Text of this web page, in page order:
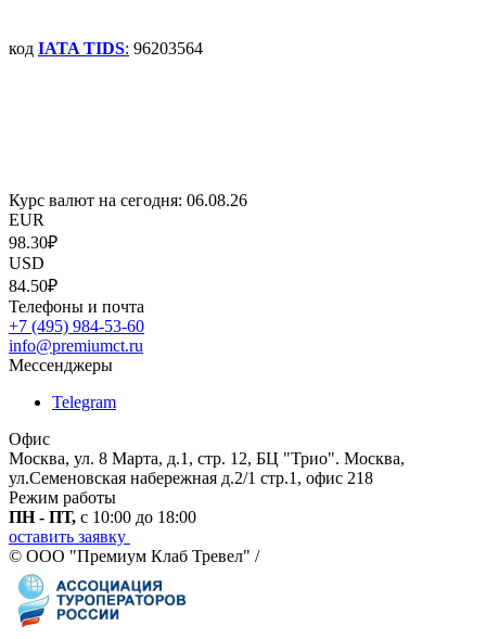
код IATA TIDS: 96203564
Курс валют на сегодня: 06.08.26
EUR
98.30₽
USD
84.50₽
Телефоны и почта
+7 (495) 984-53-60
info@premiumct.ru
Мессенджеры
Telegram
Офис
Москва, ул. 8 Марта, д.1, стр. 12, БЦ "Трио". Москва,
ул.Семеновская набережная д.2/1 стр.1, офис 218
Режим работы
ПН - ПТ, с 10:00 до 18:00
оставить заявку
© ООО "Премиум Клаб Тревел" /